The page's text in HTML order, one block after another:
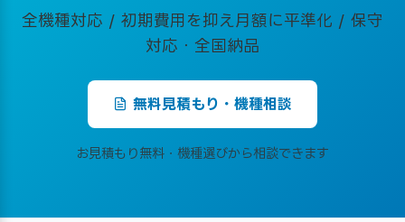
全機種対応 / 初期費用を抑え月額に平準化 / 保守
対応・全国納品
無料見積もり・機種相談
お見積もり無料・機種選びから相談できます